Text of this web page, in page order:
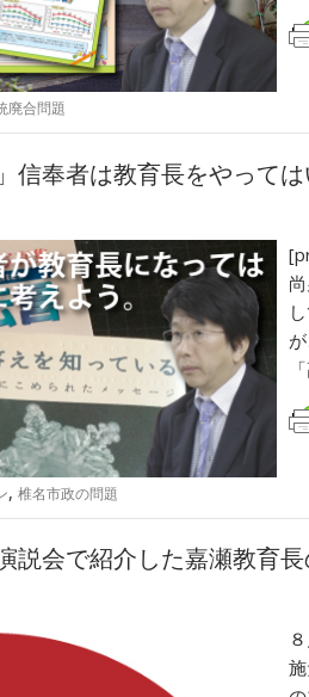
廃合問題
信奉者は教育長をやって
, 椎名市政の問題
説会で紹介した嘉瀬教育長